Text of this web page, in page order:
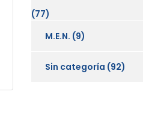
(77)
M.E.N. (9)
Sin categoría (92)